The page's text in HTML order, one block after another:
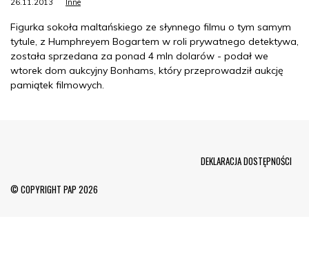
Figurka sokoła maltańskiego ze słynnego filmu o tym samym
tytule, z Humphreyem Bogartem w roli prywatnego detektywa,
została sprzedana za ponad 4 mln dolarów - podał we
wtorek dom aukcyjny Bonhams, który przeprowadził aukcję
pamiątek filmowych.
© COPYRIGHT PAP 2026
DEKLARACJA DOSTĘPNOŚCI